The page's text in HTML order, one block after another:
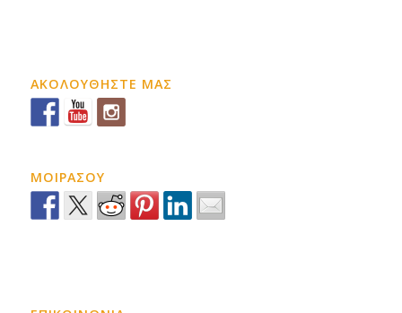
ΑΚΟΛΟΥΘΗΣΤΕ ΜΑΣ
ΜΟΙΡΑΣΟΥ